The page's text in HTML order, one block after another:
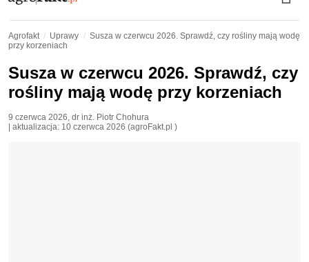
Agrofakt Uprawy
Susza w czerwcu 2026. Sprawdź, czy rośliny mają wodę
przy korzeniach
Susza w czerwcu 2026. Sprawdź, czy
rośliny mają wodę przy korzeniach
9 czerwca 2026, dr inż. Piotr Chohura
| aktualizacja: 10 czerwca 2026 (agroFakt.pl )